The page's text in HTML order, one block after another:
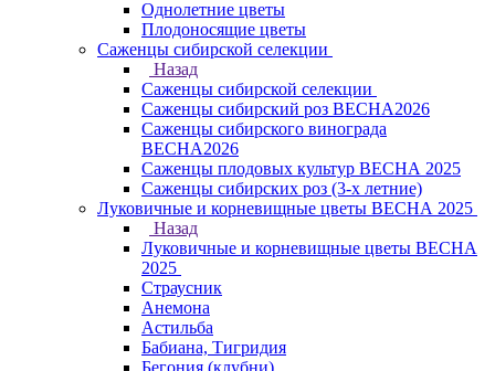
Однолетние цветы
Плодоносящие цветы
Саженцы сибирской селекции
Назад
Саженцы сибирской селекции
Саженцы сибирский роз ВЕСНА2026
Саженцы сибирского винограда
ВЕСНА2026
Саженцы плодовых культур ВЕСНА 2025
Саженцы сибирских роз (3-х летние)
Луковичные и корневищные цветы ВЕСНА 2025
Назад
Луковичные и корневищные цветы ВЕСНА
2025
Страусник
Анемона
Астильба
Бабиана, Тигридия
Бегония (клубни)